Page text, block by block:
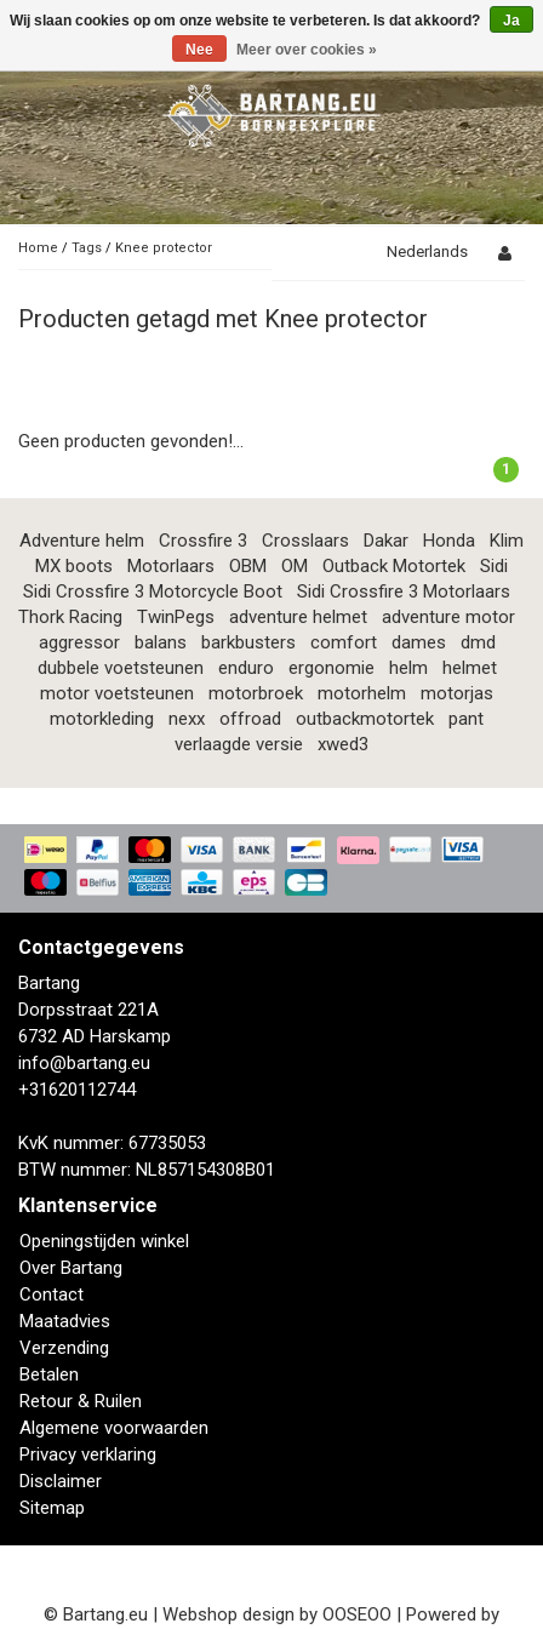
Toggle
Home / Tags / Knee protector Nederlands
Producten getagd met Knee protector
Geen producten gevonden!...
1
Adventure helm Crossfire 3 Crosslaars Dakar Honda
Klim
MX boots
Motorlaars OBM OM Outback Motortek
Sidi
Sidi Crossfire 3 Motorcycle Boot
Sidi Crossfire 3 Motorlaars
Thork Racing
TwinPegs adventure helmet
adventure motor
aggressor
balans barkbusters comfort dames
dmd
dubbele voetsteunen
enduro ergonomie helm
helmet
motor voetsteunen
motorbroek motorhelm
motorjas
motorkleding
nexx offroad outbackmotortek
pant
verlaagde versie
xwed3
Contactgegevens
Bartang
Dorpsstraat 221A
6732 AD Harskamp
info@bartang.eu
+31620112744
KvK nummer: 67735053
BTW nummer: NL857154308B01
Klantenservice
Openingstijden winkel
Over Bartang
Contact
Maatadvies
Verzending
Betalen
Retour & Ruilen
Algemene voorwaarden
Privacy verklaring
Disclaimer
Sitemap
© Bartang.eu | Webshop design by OOSEOO | Powered by
Wij slaan cookies op om onze website te verbeteren. Is dat akkoord?
Ja
Nee
Meer over cookies »